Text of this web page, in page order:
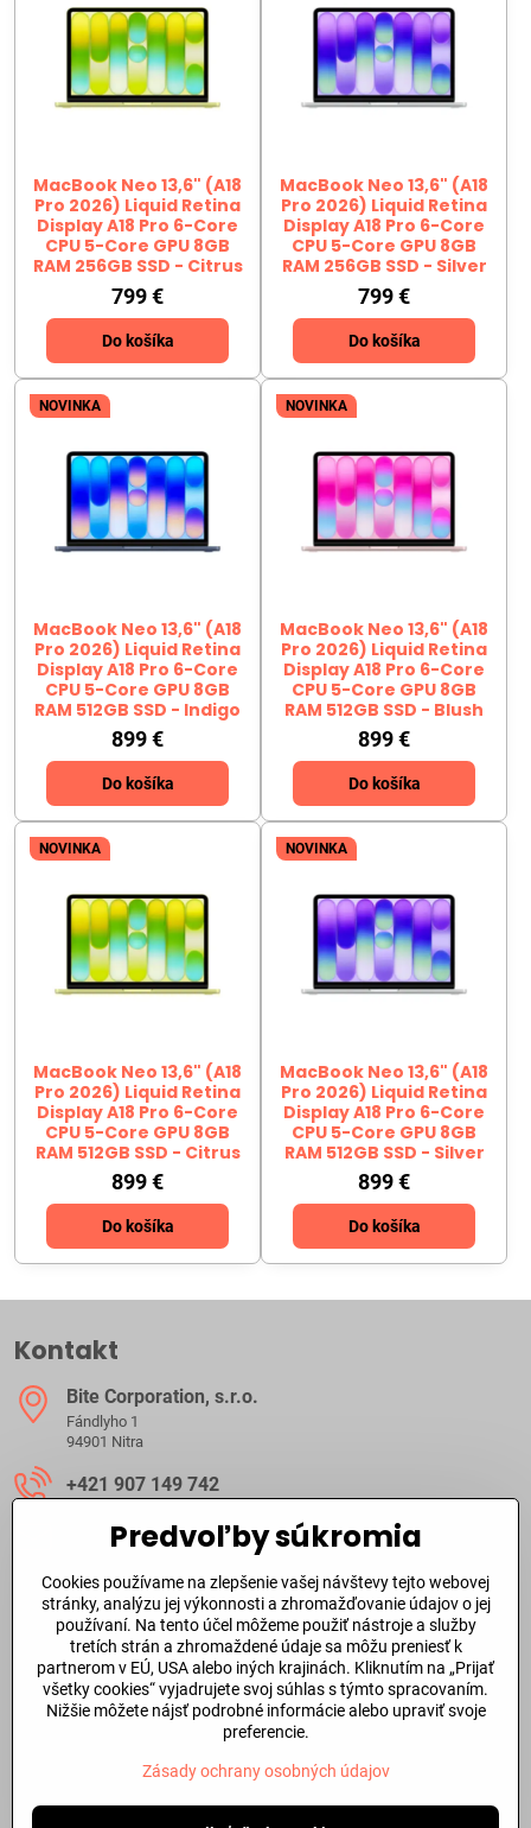
MacBook Neo 13,6" (A18
Pro 2026) Liquid Retina
Display A18 Pro 6-Core
CPU 5-Core GPU 8GB
RAM 256GB SSD - Citrus
799 €
Do košíka
MacBook Neo 13,6" (A18
Pro 2026) Liquid Retina
Display A18 Pro 6-Core
CPU 5-Core GPU 8GB
RAM 256GB SSD - Silver
799 €
Do košíka
NOVINKA
MacBook Neo 13,6" (A18
Pro 2026) Liquid Retina
Display A18 Pro 6-Core
CPU 5-Core GPU 8GB
RAM 512GB SSD - Indigo
899 €
Do košíka
NOVINKA
MacBook Neo 13,6" (A18
Pro 2026) Liquid Retina
Display A18 Pro 6-Core
CPU 5-Core GPU 8GB
RAM 512GB SSD - Blush
899 €
Do košíka
NOVINKA
MacBook Neo 13,6" (A18
Pro 2026) Liquid Retina
Display A18 Pro 6-Core
CPU 5-Core GPU 8GB
RAM 512GB SSD - Citrus
899 €
Do košíka
NOVINKA
MacBook Neo 13,6" (A18
Pro 2026) Liquid Retina
Display A18 Pro 6-Core
CPU 5-Core GPU 8GB
RAM 512GB SSD - Silver
899 €
Do košíka
Kontakt
Bite Corporation, s​.r​.o​.
Fándlyho 1
94901 Nitra
+421 907 149 742
ibite​@ibite​.sk
Ako dlho trvá dodanie?
O skladových zásobách a dodacej doby tovaru sa môžete
informovať aj telefonickyalebo prostredníctvomemailu.
©2026Copyright
Predvoľby súkromia
Cookies používame na zlepšenie vašej návštevy tejto webovej
stránky, analýzu jej výkonnosti a zhromažďovanie údajov o jej
používaní. Na tento účel môžeme použiť nástroje a služby
tretích strán a zhromaždené údaje sa môžu preniesť k
partnerom v EÚ, USA alebo iných krajinách. Kliknutím na „Prijať
všetky cookies“ vyjadrujete svoj súhlas s týmto spracovaním.
Nižšie môžete nájsť podrobné informácie alebo upraviť svoje
preferencie.
Zásady ochrany osobných údajov